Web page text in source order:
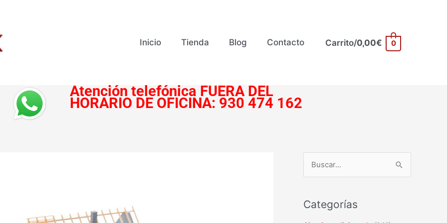
Inicio Tienda Blog Contacto Carrito/0,00€ 0
Atención telefónica FUERA DEL
HORARIO DE OFICINA: 930 474 162
c
Categorías